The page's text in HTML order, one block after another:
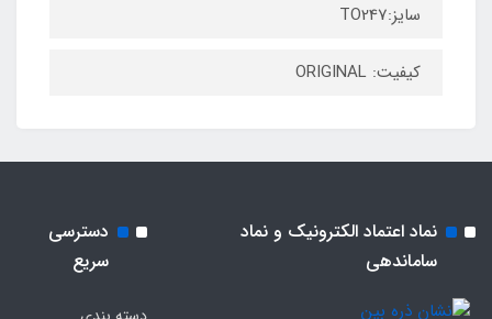
سایز:TO247
کیفیت: ORIGINAL
نماد اعتماد الکترونیک و نماد
ساماندهی
دسترسی
سریع